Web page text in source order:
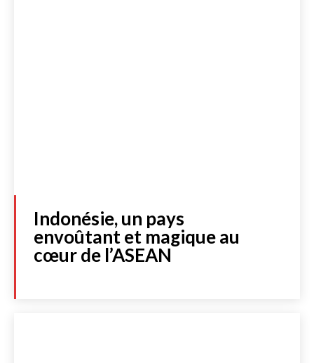
Indonésie, un pays
envoûtant et magique au
cœur de l’ASEAN